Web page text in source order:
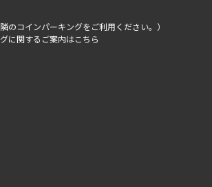
のコインパーキングをご利用ください。）
に関するご案内はこちら